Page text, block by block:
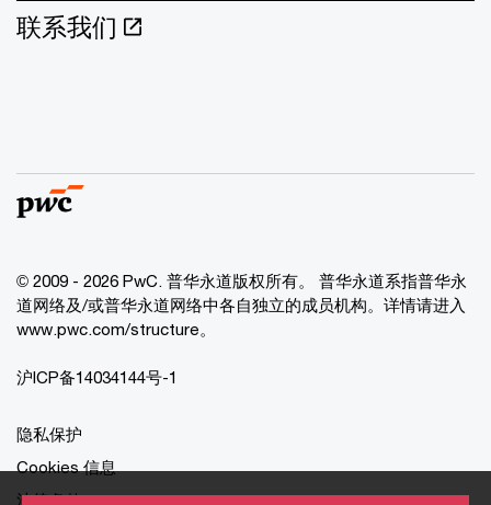
联系我们
© 2009 - 2026 PwC. 普华永道版权所有。 普华永道系指普华永
道网络及/或普华永道网络中各自独立的成员机构。详情请进入
www.pwc.com/structure。
沪ICP备14034144号-1
隐私保护
Cookies 信息
法律条款